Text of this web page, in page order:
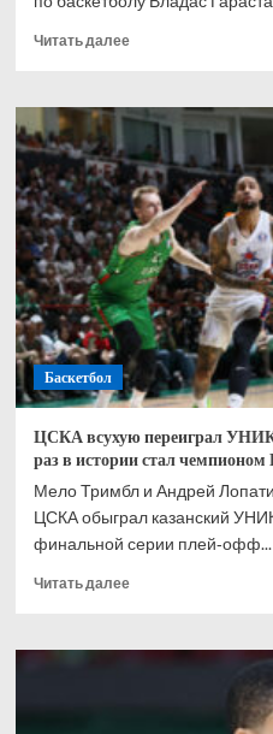
Читать далееПрочитать
Бывший
тренер
сборной
СССР
по
баскетболу
Гарастас
умер
в
возрасте
94
лет
Баскетбол
ЦСКА всухую переиграл
раз в истории стал
Мело Тримбл и Андрей
ЦСКА обыграл казанский
финальной серии плей‑офф...
Читать далееПрочитать
ЦСКА